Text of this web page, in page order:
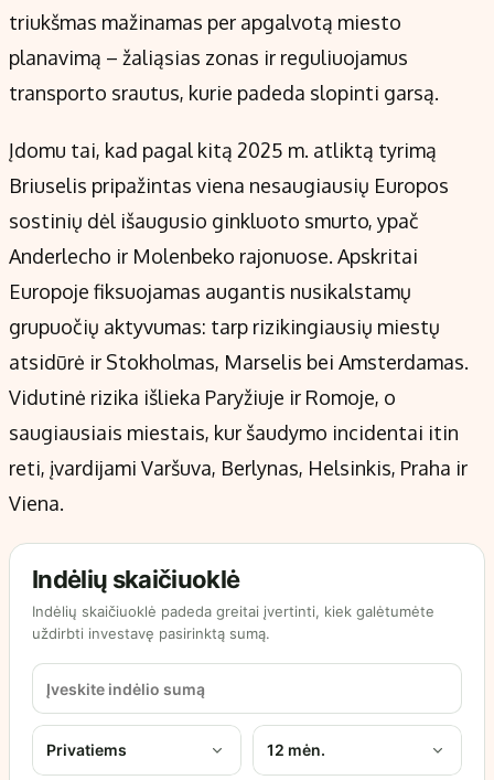
triukšmas mažinamas per apgalvotą miesto
planavimą – žaliąsias zonas ir reguliuojamus
transporto srautus, kurie padeda slopinti garsą.
Įdomu tai, kad pagal kitą 2025 m. atliktą tyrimą
Briuselis pripažintas viena nesaugiausių Europos
sostinių dėl išaugusio ginkluoto smurto, ypač
Anderlecho ir Molenbeko rajonuose. Apskritai
Europoje fiksuojamas augantis nusikalstamų
grupuočių aktyvumas: tarp rizikingiausių miestų
atsidūrė ir Stokholmas, Marselis bei Amsterdamas.
Vidutinė rizika išlieka Paryžiuje ir Romoje, o
saugiausiais miestais, kur šaudymo incidentai itin
reti, įvardijami Varšuva, Berlynas, Helsinkis, Praha ir
Viena.